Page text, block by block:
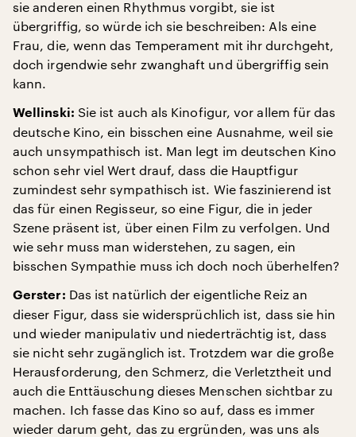
sie anderen einen Rhythmus vorgibt, sie ist
übergriffig, so würde ich sie beschreiben: Als eine
Frau, die, wenn das Temperament mit ihr durchgeht,
doch irgendwie sehr zwanghaft und übergriffig sein
kann.
Wellinski: Sie ist auch als Kinofigur, vor allem für das
deutsche Kino, ein bisschen eine Ausnahme, weil sie
auch unsympathisch ist. Man legt im deutschen Kino
schon sehr viel Wert drauf, dass die Hauptfigur
zumindest sehr sympathisch ist. Wie faszinierend ist
das für einen Regisseur, so eine Figur, die in jeder
Szene präsent ist, über einen Film zu verfolgen. Und
wie sehr muss man widerstehen, zu sagen, ein
bisschen Sympathie muss ich doch noch überhelfen?
Gerster: Das ist natürlich der eigentliche Reiz an
dieser Figur, dass sie widersprüchlich ist, dass sie hin
und wieder manipulativ und niederträchtig ist, dass
sie nicht sehr zugänglich ist. Trotzdem war die große
Herausforderung, den Schmerz, die Verletztheit und
auch die Enttäuschung dieses Menschen sichtbar zu
machen. Ich fasse das Kino so auf, dass es immer
wieder darum geht, das zu ergründen, was uns als